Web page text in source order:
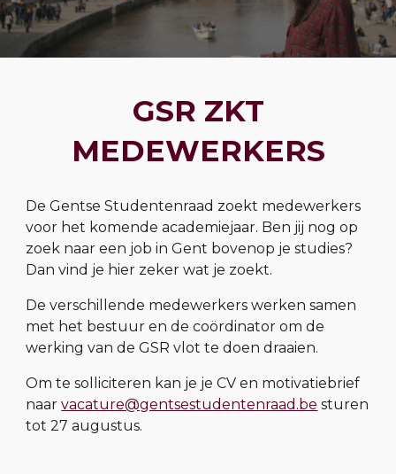
GSR ZKT
MEDEWERKERS
De Gentse Studentenraad zoekt medewerkers
voor het komende academiejaar. Ben jij nog op
zoek naar een job in Gent bovenop je studies?
Dan vind je hier zeker wat je zoekt.
De verschillende medewerkers werken samen
met het bestuur en de coördinator om de
werking van de GSR vlot te doen draaien.
Om te solliciteren kan je je CV en motivatiebrief
naarvacature@gentsestudentenraad.be sturen
tot 27 augustus.